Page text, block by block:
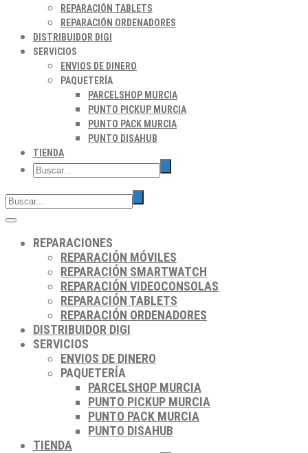
REPARACIÓN TABLETS
REPARACIÓN ORDENADORES
DISTRIBUIDOR DIGI
SERVICIOS
ENVIOS DE DINERO
PAQUETERÍA
PARCELSHOP MURCIA
PUNTO PICKUP MURCIA
PUNTO PACK MURCIA
PUNTO DISAHUB
TIENDA
REPARACIONES
REPARACIÓN MÓVILES
REPARACIÓN SMARTWATCH
REPARACIÓN VIDEOCONSOLAS
REPARACIÓN TABLETS
REPARACIÓN ORDENADORES
DISTRIBUIDOR DIGI
SERVICIOS
ENVIOS DE DINERO
PAQUETERÍA
PARCELSHOP MURCIA
PUNTO PICKUP MURCIA
PUNTO PACK MURCIA
PUNTO DISAHUB
TIENDA